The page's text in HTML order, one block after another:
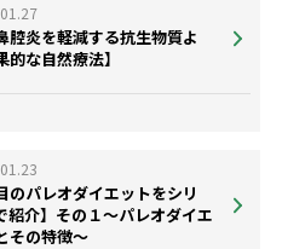
腔炎を軽減する抗生物質よ
的な自然療法】
のパレオダイエットをシリ
紹介】その１～パレオダイエ
その特徴～